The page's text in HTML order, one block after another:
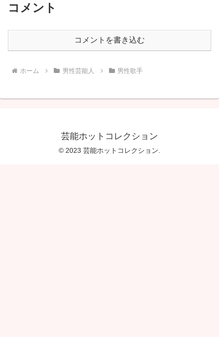
コメント
コメントを書き込む
ホーム 男性芸能人 男性歌手
芸能ホットコレクション
© 2023 芸能ホットコレクション.